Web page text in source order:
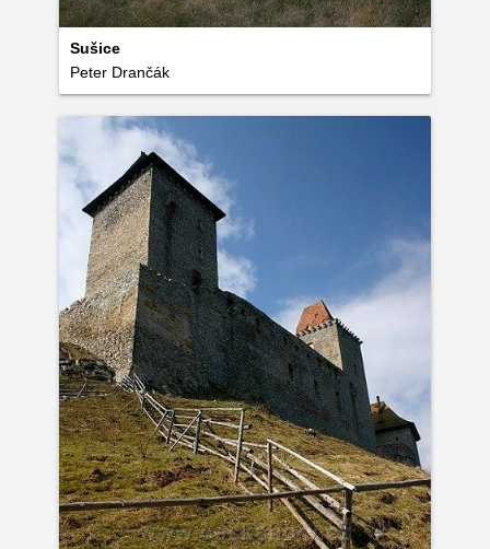
Sušice
Peter Drančák